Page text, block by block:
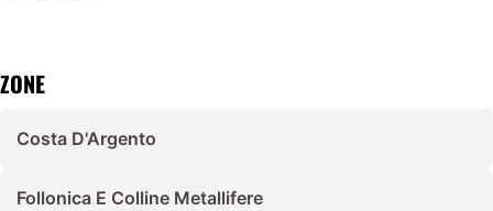
ZONE
Costa D'Argento
Follonica E Colline Metallifere